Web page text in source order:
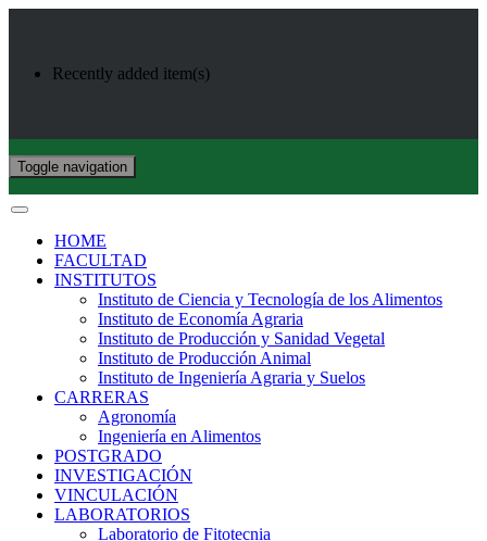
Recently added item(s)
Toggle navigation
HOME
FACULTAD
INSTITUTOS
Instituto de Ciencia y Tecnología de los Alimentos
Instituto de Economía Agraria
Instituto de Producción y Sanidad Vegetal
Instituto de Producción Animal
Instituto de Ingeniería Agraria y Suelos
CARRERAS
Agronomía
Ingeniería en Alimentos
POSTGRADO
INVESTIGACIÓN
VINCULACIÓN
LABORATORIOS
Laboratorio de Fitotecnia